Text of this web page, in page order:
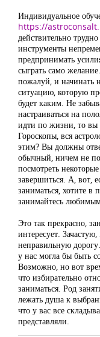
Индивидуальное
https://
действительно
инструменты
предпринимать
сыграть само
пожалуй, и начинать
ситуацию, которую
будет каким. Не
настраиваться на
идти по жизни, то вы
Гороскопы, вся
этим? Вы должны
обычный, ничем не
посмотреть
завершиться. А, вот,
заниматься, хотите в
занимайтесь
Это так прекрасно,
интересует.
неправильную
у нас могла бы быть
Возможно, но вот
что избирательно
заниматься. Род
лежать душа к
что у вас все
представляли.